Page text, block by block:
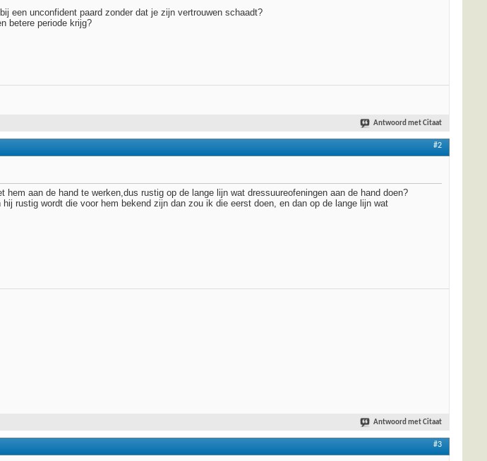
een unconfident paard zonder dat je zijn vertrouwen schaadt?
betere periode krijg?
Antwoord met Citaat
#2
aan de hand te werken,dus rustig op de lange lijn wat dressuureofeningen aan de hand doen?
rustig wordt die voor hem bekend zijn dan zou ik die eerst doen, en dan op de lange lijn wat
Antwoord met Citaat
#3